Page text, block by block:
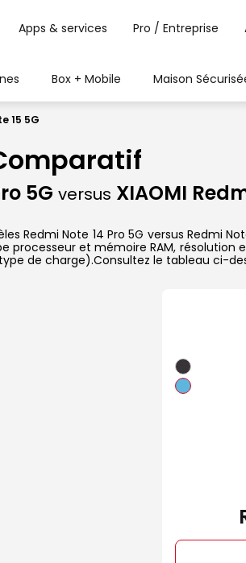
Apps & services Pro / Entreprise
Box + Mobile Maison
15 5G
5G versus XIAOMI
Note 14 Pro 5G versus Redmi
processeur et mémoire RAM,
de charge).Consultez le tableau ci-